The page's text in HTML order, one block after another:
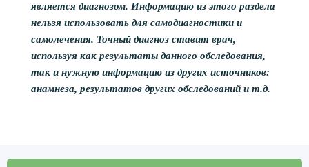
является диагнозом. Информацию из этого раздела
нельзя использовать для самодиагностики и
самолечения. Точный диагноз ставит врач,
используя как результаты данного обследования,
так и нужную информацию из других источников:
анамнеза, результатов других обследований и т.д.